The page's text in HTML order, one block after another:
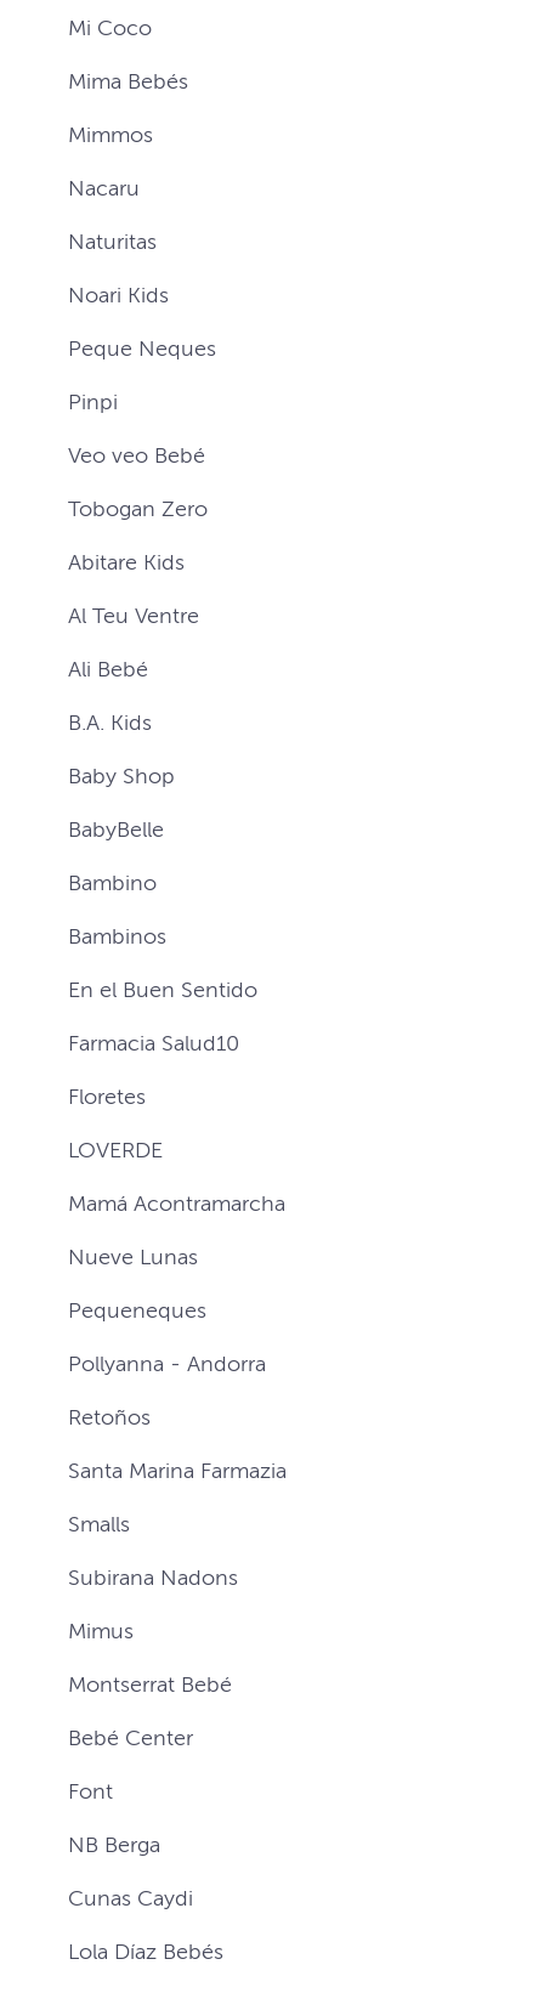
Mi Coco
Mima Bebés
Mimmos
Nacaru
Naturitas
Noari Kids
Peque Neques
Pinpi
Veo veo Bebé
Tobogan Zero
Abitare Kids
Al Teu Ventre
Ali Bebé
B.A. Kids
Baby Shop
BabyBelle
Bambino
Bambinos
En el Buen Sentido
Farmacia Salud10
Floretes
LOVERDE
Mamá Acontramarcha
Nueve Lunas
Pequeneques
Pollyanna - Andorra
Retoños
Santa Marina Farmazia
Smalls
Subirana Nadons
Mimus
Montserrat Bebé
Bebé Center
Font
NB Berga
Cunas Caydi
Lola Díaz Bebés